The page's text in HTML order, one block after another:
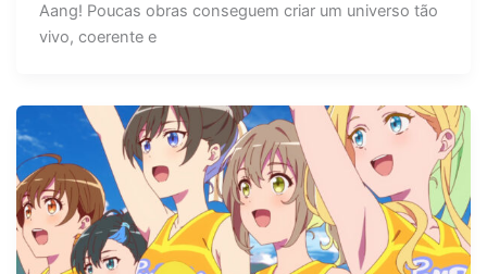
Aang! Poucas obras conseguem criar um universo tão
vivo, coerente e